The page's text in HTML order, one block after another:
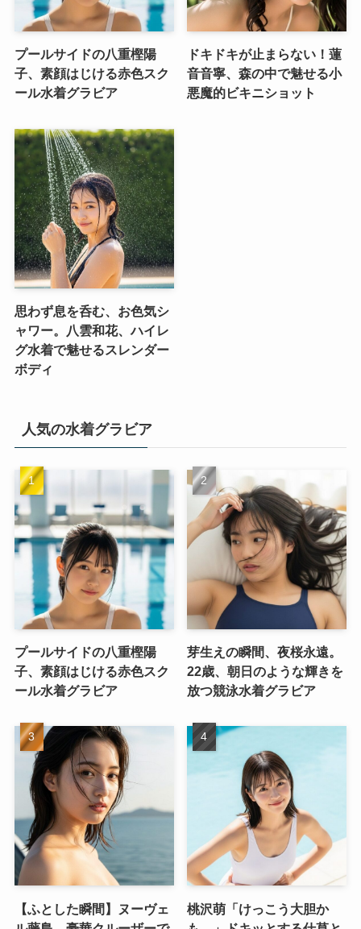
プールサイドの八重樫陽
子、素顔はじける赤色スク
ール水着グラビア
ドキドキが止まらない！蓮
音音寧、森の中で魅せる小
悪魔的ビキニショット
思わず息を呑む、お色気シ
ャワー。八雲和花、ハイレ
グ水着で魅せるスレンダー
ボディ
人気の水着グラビア
プールサイドの八重樫陽
子、素顔はじける赤色スク
ール水着グラビア
芽生えの瞬間、夜桜永遠。
22歳、朝日のような輝きを
放つ競泳水着グラビア
【ふとした瞬間】ヌーヴェ
桃沢萌「けっこう大胆か